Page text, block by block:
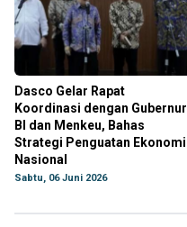
Dasco Gelar Rapat
Koordinasi dengan Gubernur
BI dan Menkeu, Bahas
Strategi Penguatan Ekonomi
Nasional
Sabtu, 06 Juni 2026